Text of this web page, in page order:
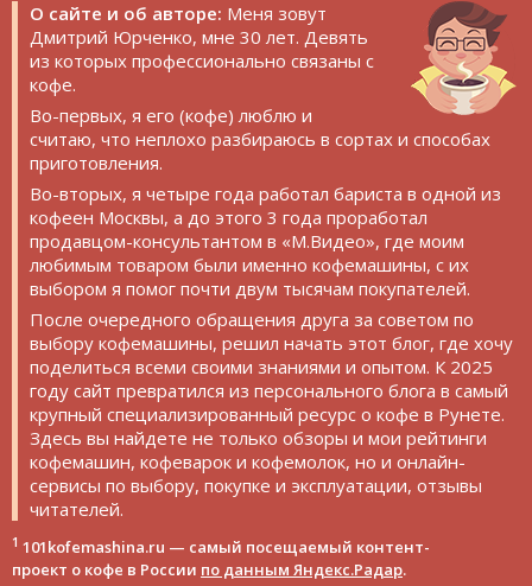
О сайте и об авторе: Меня зовут
Дмитрий Юрченко, мне 30 лет. Девять
из которых профессионально связаны с
кофе.
Во-первых, я его (кофе) люблю и
считаю, что неплохо разбираюсь в сортах и способах
приготовления.
Во-вторых, я четыре года работал бариста в одной из
кофеен Москвы, а до этого 3 года проработал
продавцом-консультантом в «М.Видео», где моим
любимым товаром были именно кофемашины, с их
выбором я помог почти двум тысячам покупателей.
После очередного обращения друга за советом по
выбору кофемашины, решил начать этот блог, где хочу
поделиться всеми своими знаниями и опытом. К 2025
году сайт превратился из персонального блога в самый
крупный специализированный ресурс о кофе в Рунете.
Здесь вы найдете не только обзоры и мои рейтинги
кофемашин, кофеварок и кофемолок, но и онлайн-
сервисы по выбору, покупке и эксплуатации, отзывы
читателей.
1 101kofemashina.ru — самый посещаемый контент-
проект о кофе в России по данным Яндекс.Радар.